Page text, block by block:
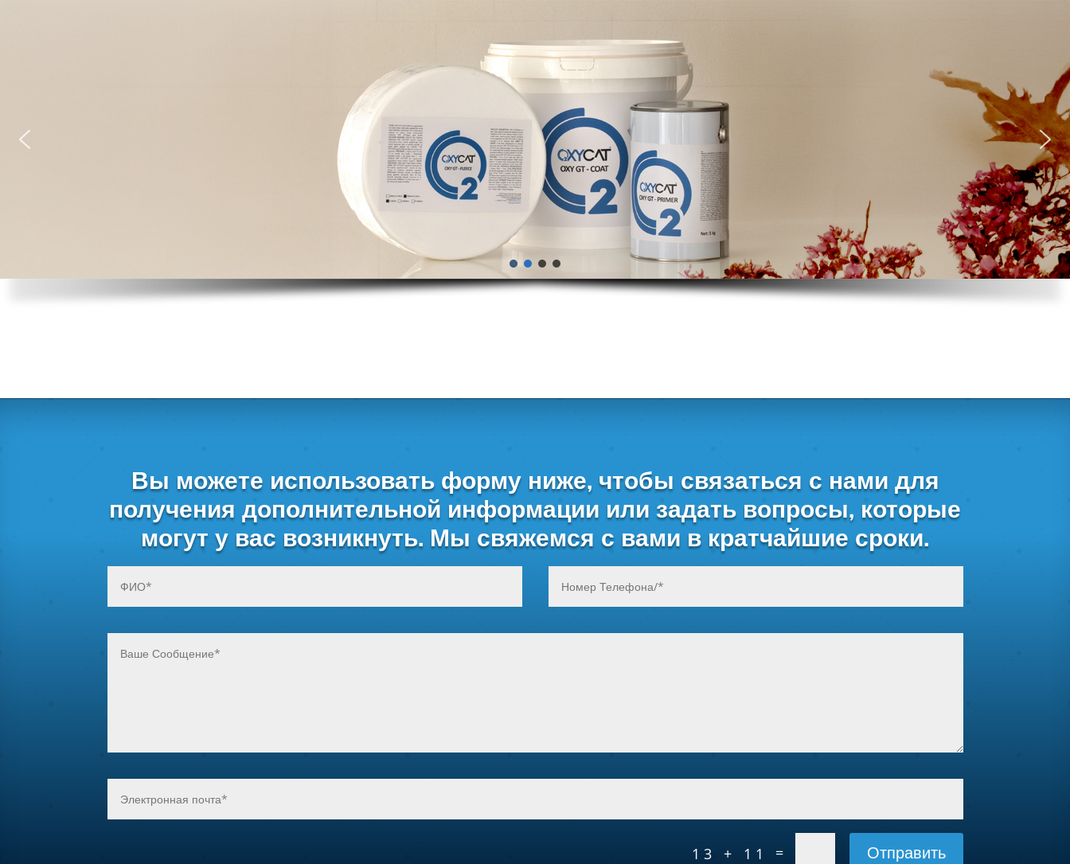
Вы можете использовать форму ниже, чтобы связаться с нами для
получения дополнительной информации или задать вопросы, которые
могут у вас возникнуть. Мы свяжемся с вами в кратчайшие сроки.
13 + 11 = Отправить